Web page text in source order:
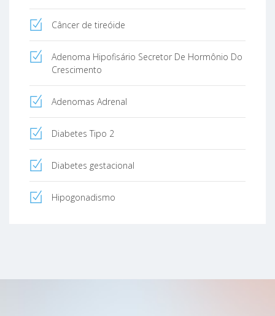
Câncer de tireóide
Adenoma Hipofisário Secretor De Hormônio Do
Crescimento
Adenomas Adrenal
Diabetes Tipo 2
Diabetes gestacional
Hipogonadismo